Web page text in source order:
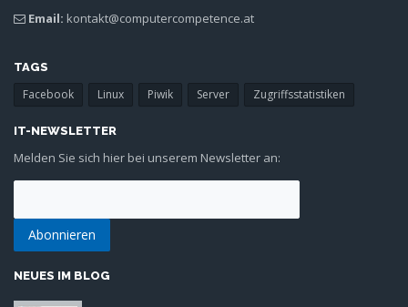
Email: kontakt@computercompetence.at
TAGS
Facebook Linux Piwik Server Zugriffsstatistiken
IT-NEWSLETTER
Melden Sie sich hier bei unserem Newsletter an:
NEUES IM BLOG